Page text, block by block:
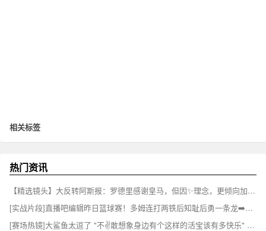
相关标签
热门资讯
【精选镜头】大反转阿斯报：罗德里感谢皇马，但因✨理念，更倾向加盟巴萨⚾
[实战片段]直播吧编辑昨日篮球赛！多姆连打两铁后知耻后勇一条龙➡️连过数人！⚽
[赛场热镜]大鲨鱼太逗了 "不✌️敢想象身边有个这样的活宝该有多快乐" ...⬅️